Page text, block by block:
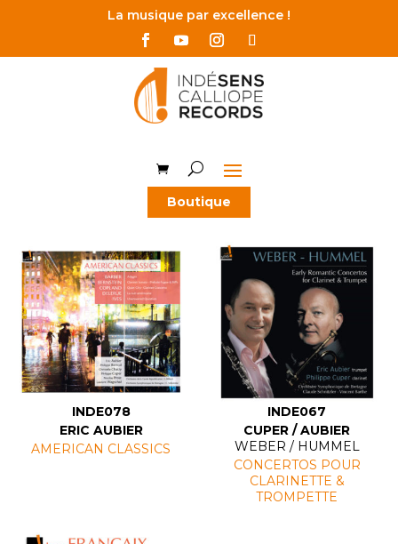
La musique par excellence !
Boutique
INDE078
ERIC AUBIER
AMERICAN CLASSICS
INDE067
CUPER / AUBIER
WEBER / HUMMEL
CONCERTOS POUR
CLARINETTE &
TROMPETTE